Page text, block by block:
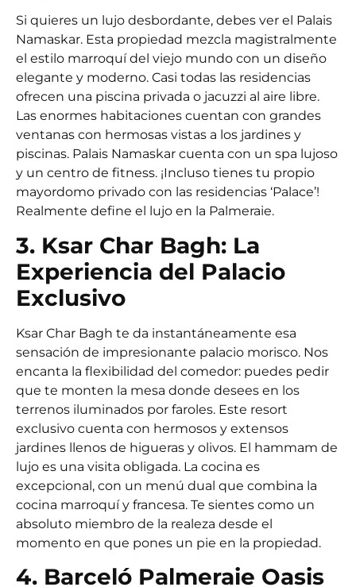
Si quieres un lujo desbordante, debes ver el Palais
Namaskar. Esta propiedad mezcla magistralmente
el estilo marroquí del viejo mundo con un diseño
elegante y moderno. Casi todas las residencias
ofrecen una piscina privada o jacuzzi al aire libre.
Las enormes habitaciones cuentan con grandes
ventanas con hermosas vistas a los jardines y
piscinas. Palais Namaskar cuenta con un spa lujoso
y un centro de fitness. ¡Incluso tienes tu propio
mayordomo privado con las residencias ‘Palace’!
Realmente define el lujo en la Palmeraie.
3. Ksar Char Bagh: La
Experiencia del Palacio
Exclusivo
Ksar Char Bagh te da instantáneamente esa
sensación de impresionante palacio morisco. Nos
encanta la flexibilidad del comedor: puedes pedir
que te monten la mesa donde desees en los
terrenos iluminados por faroles. Este resort
exclusivo cuenta con hermosos y extensos
jardines llenos de higueras y olivos. El hammam de
lujo es una visita obligada. La cocina es
excepcional, con un menú dual que combina la
cocina marroquí y francesa. Te sientes como un
absoluto miembro de la realeza desde el
momento en que pones un pie en la propiedad.
4. Barceló Palmeraie Oasis